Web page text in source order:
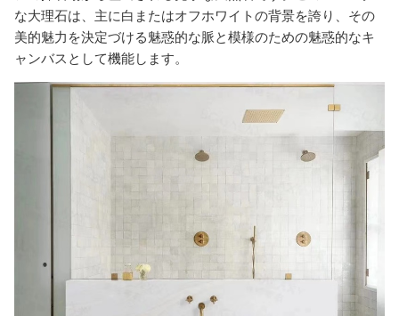
な大理石は、主に白またはオフホワイトの背景を誇り、その
美的魅力を決定づける魅惑的な脈と模様のための魅惑的なキ
ャンバスとして機能します。